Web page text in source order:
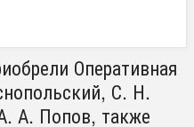
Оперативная
С. Н.
А. Попов, также